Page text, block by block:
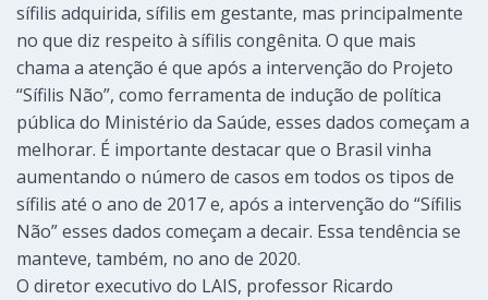
sífilis adquirida, sífilis em gestante, mas principalmente
no que diz respeito à sífilis congênita. O que mais
chama a atenção é que após a intervenção do Projeto
“Sífilis Não”, como ferramenta de indução de política
pública do Ministério da Saúde, esses dados começam a
melhorar. É importante destacar que o Brasil vinha
aumentando o número de casos em todos os tipos de
sífilis até o ano de 2017 e, após a intervenção do “Sífilis
Não” esses dados começam a decair. Essa tendência se
manteve, também, no ano de 2020.
O diretor executivo do LAIS, professor Ricardo